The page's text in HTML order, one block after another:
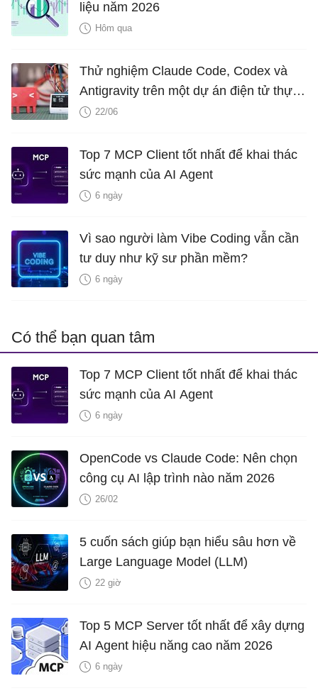
liệu năm 2026
Hôm qua
Thử nghiệm Claude Code, Codex và
Antigravity trên một dự án điện tử thực
tế: Kết quả ra sao?
22/06
Top 7 MCP Client tốt nhất để khai thác
sức mạnh của AI Agent
6 ngày
Vì sao người làm Vibe Coding vẫn cần
tư duy như kỹ sư phần mềm?
6 ngày
Có thể bạn quan tâm
Top 7 MCP Client tốt nhất để khai thác
sức mạnh của AI Agent
6 ngày
OpenCode vs Claude Code: Nên chọn
công cụ AI lập trình nào năm 2026
26/02
5 cuốn sách giúp bạn hiểu sâu hơn về
Large Language Model (LLM)
22 giờ
Top 5 MCP Server tốt nhất để xây dựng
AI Agent hiệu năng cao năm 2026
6 ngày